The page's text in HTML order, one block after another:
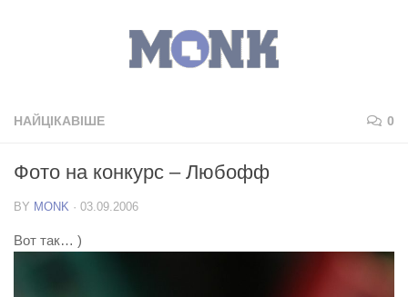
НАЙЦІКАВІШЕ 0
Фото на конкурс – Любофф
BY MONK · 03.09.2006
Вот так… )